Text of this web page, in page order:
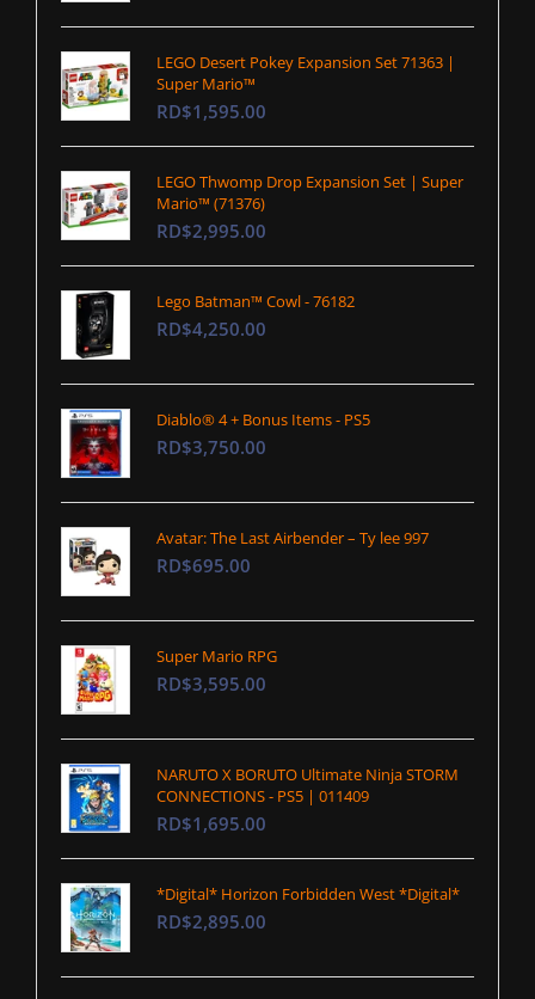
LEGO Desert Pokey Expansion Set 71363 |
Super Mario™
RD$1,595.00
LEGO Thwomp Drop Expansion Set | Super
Mario™ (71376)
RD$2,995.00
Lego Batman™ Cowl - 76182
RD$4,250.00
Diablo® 4 + Bonus Items - PS5
RD$3,750.00
Avatar: The Last Airbender – Ty lee 997
RD$695.00
Super Mario RPG
RD$3,595.00
NARUTO X BORUTO Ultimate Ninja STORM
CONNECTIONS - PS5 | 011409
RD$1,695.00
*Digital* Horizon Forbidden West *Digital*
RD$2,895.00